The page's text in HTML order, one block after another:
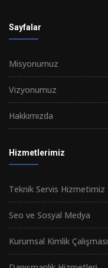
Sayfalar
Misyonumuz
Vizyonumuz
Hakkımızda
Hizmetlerimiz
Teknik Servis Hizmetimiz
Seo ve Sosyal Medya
Kurumsal Kimlik Çalışması